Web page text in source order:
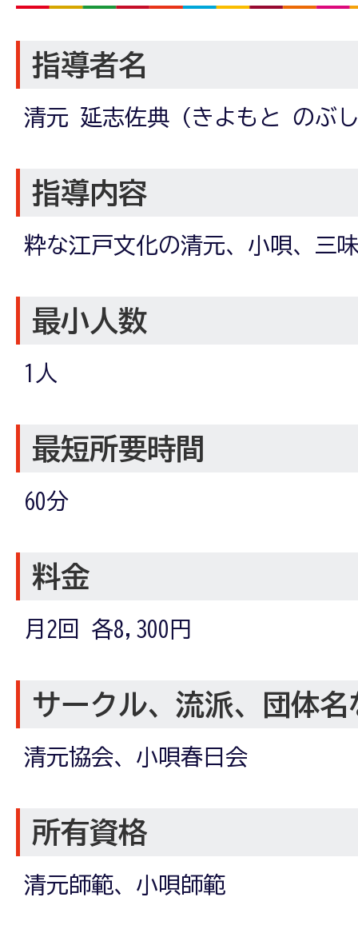
指導者名
清元 延志佐典 (きよもと のぶ
指導内容
粋な江戸文化の清元、小唄、三
最小人数
1人
最短所要時間
60分
料金
月2回 各8,300円
サークル、流派、団体名
清元協会、小唄春日会
所有資格
清元師範、小唄師範